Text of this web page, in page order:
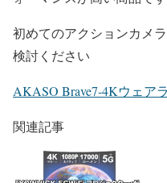
初めてのアクションカメ
検討ください
AKASO Brave7-4Kウェア
関連記事